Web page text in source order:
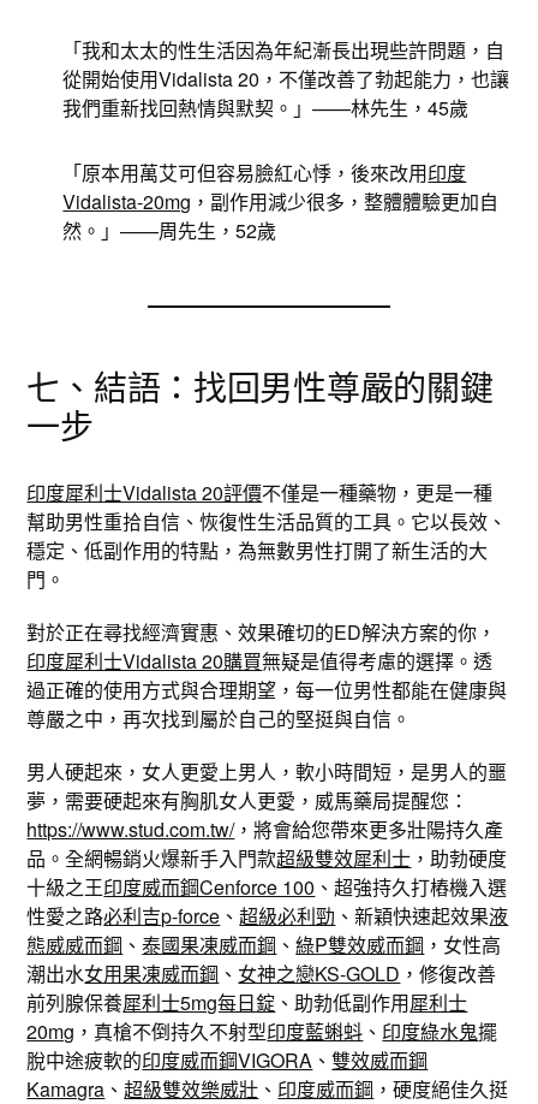
「我和太太的性生活因為年紀漸長出現些許問題，自
從開始使用Vidalista 20，不僅改善了勃起能力，也讓
我們重新找回熱情與默契。」——林先生，45歲
「原本用萬艾可但容易臉紅心悸，後來改用印度
Vidalista-20mg ，副作用減少很多，整體體驗更加自
然。」——周先生，52歲
七、結語：找回男性尊嚴的關鍵
一步
印度犀利士Vidalista 20評價不僅是一種藥物，更是一種
幫助男性重拾自信、恢復性生活品質的工具。它以長效、
穩定、低副作用的特點，為無數男性打開了新生活的大
門。
對於正在尋找經濟實惠、效果確切的ED解決方案的你，
印度犀利士Vidalista 20購買無疑是值得考慮的選擇。透
過正確的使用方式與合理期望，每一位男性都能在健康與
尊嚴之中，再次找到屬於自己的堅挺與自信。
男人硬起來，女人更愛上男人，軟小時間短，是男人的噩
夢，需要硬起來有胸肌女人更愛，威馬藥局提醒您：
https://www.stud.com.tw/，將會給您帶來更多壯陽持久產
品。全網暢銷火爆新手入門款超級雙效犀利士 ，助勃硬度
十級之王印度威而鋼Cenforce 100 、超強持久打樁機入選
性愛之路必利吉p-force 、超級必利勁 、新穎快速起效果液
態威威而鋼 、泰國果凍威而鋼 、綠P雙效威而鋼 ，女性高
潮出水女用果凍威而鋼 、 女神之戀KS-GOLD ，修復改善
前列腺保養犀利士5mg每日錠 、助勃低副作用犀利士
20mg ，真槍不倒持久不射型印度藍蝌蚪 、 印度綠水鬼擺
脫中途疲軟的印度威而鋼VIGORA 、雙效威而鋼
Kamagra 、超級雙效樂威壯 、 印度威而鋼 ，硬度絕佳久挺